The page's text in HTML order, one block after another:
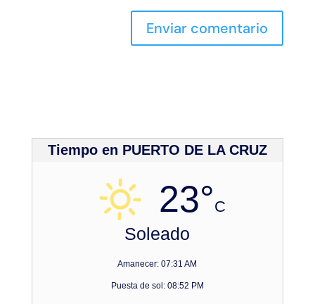
Tiempo en PUERTO DE LA CRUZ
23°C
Soleado
Amanecer: 07:31 AM
Puesta de sol: 08:52 PM